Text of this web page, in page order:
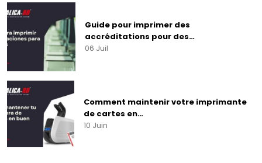
Guide pour imprimer des
accréditations pour des…
06 Juil
Comment maintenir votre imprimante
de cartes en…
10 Juin